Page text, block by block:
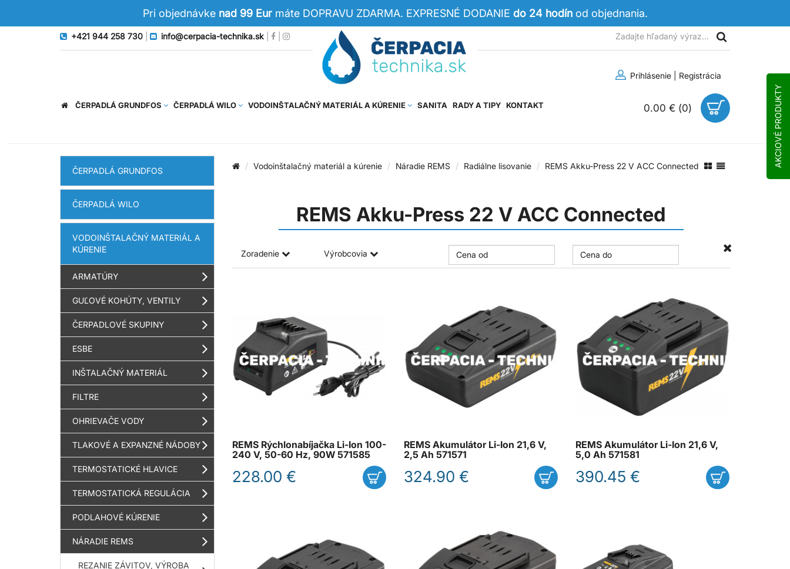
Pri objednávke nad 99 Eur máte DOPRAVU ZDARMA. EXPRESNÉ DODANIE do 24 hodín od objednania.
AKCIOVÉ PRODUKTY
+421 944 258 730 info@cerpacia-technika.sk
Prihlásenie Registrácia
0.00 € (0)
ČERPADLÁ GRUNDFOS ČERPADLÁ WILO VODOINŠTALAČNÝ MATERIÁL A KÚRENIE SANITA RADY A TIPY KONTAKT
ČERPADLÁ GRUNDFOS
ČERPADLÁ WILO
VODOINŠTALAČNÝ MATERIÁL A
KÚRENIE
ARMATÚRY
GUĽOVÉ KOHÚTY, VENTILY
ČERPADLOVÉ SKUPINY
ESBE
INŠTALAČNÝ MATERIÁL
FILTRE
OHRIEVAČE VODY
TLAKOVÉ A EXPANZNÉ NÁDOBY
TERMOSTATICKÉ HLAVICE
TERMOSTATICKÁ REGULÁCIA
PODLAHOVÉ KÚRENIE
NÁRADIE REMS
REZANIE ZÁVITOV, VÝROBA
Vodoinštalačný materiál a kúrenie Náradie REMS Radiálne lisovanie REMS Akku-Press 22 V ACC Connected
REMS Akku-Press 22 V ACC Connected
Zoradenie Výrobcovia
REMS Rýchlonabíjačka Li-Ion 100-
240 V, 50-60 Hz, 90W 571585
228.00 €
REMS Akumulátor Li-Ion 21,6 V,
2,5 Ah 571571
324.90 €
REMS Akumulátor Li-Ion 21,6 V,
5,0 Ah 571581
390.45 €